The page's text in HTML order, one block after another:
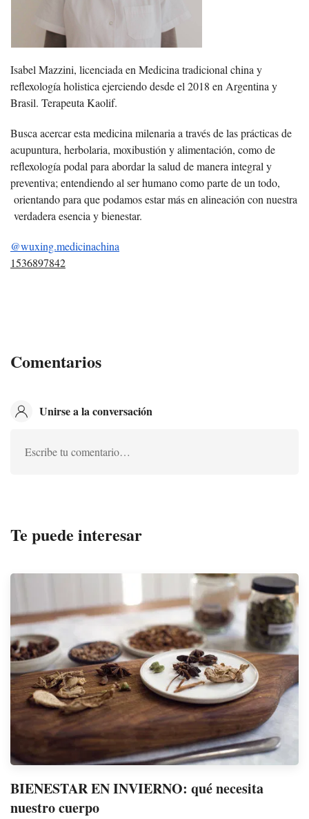
Isabel Mazzini, licenciada en Medicina tradicional china y
reflexología holistica ejerciendo desde el 2018 en Argentina y
Brasil. Terapeuta Kaolif.
Busca acercar esta medicina milenaria a través de las prácticas de
acupuntura, herbolaria, moxibustión y alimentación, como de
reflexología podal para abordar la salud de manera integral y
preventiva; entendiendo al ser humano como parte de un todo,
orientando para que podamos estar más en alineación con nuestra
verdadera esencia y bienestar.
@wuxing.medicinachina
1536897842
Comentarios
Unirse a la conversación
Escribe tu comentario…
Te puede interesar
BIENESTAR EN INVIERNO: qué necesita
nuestro cuerpo